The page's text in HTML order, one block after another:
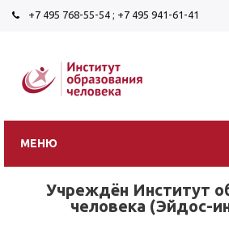
+7 495 768-55-54 ; +7 495 941-61-41
МЕНЮ
Учреждён Институт
человека (Эйдос-